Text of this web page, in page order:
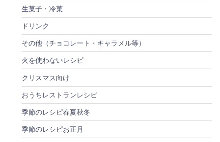
生菓子・冷菓
ドリンク
その他（チョコレート・キャラメル等）
火を使わないレシピ
クリスマス向け
おうちレストランレシピ
季節のレシピ春夏秋冬
季節のレシピお正月